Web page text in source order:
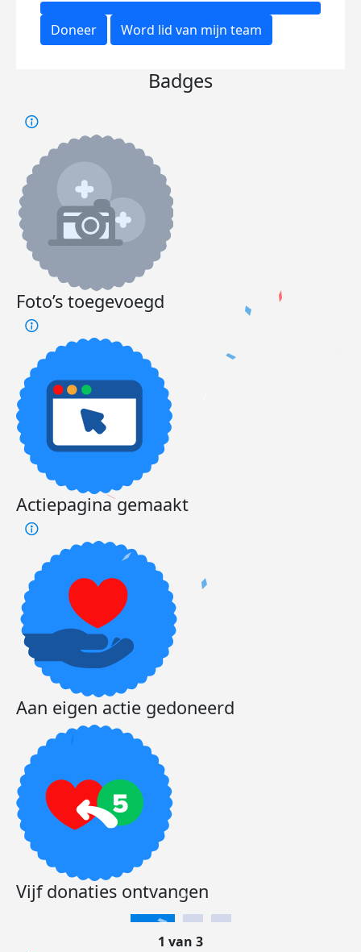
Doneer Word lid van mijn team
Badges
Foto’s toegevoegd
Actiepagina gemaakt
Aan eigen actie gedoneerd
Vijf donaties ontvangen
1 van 3